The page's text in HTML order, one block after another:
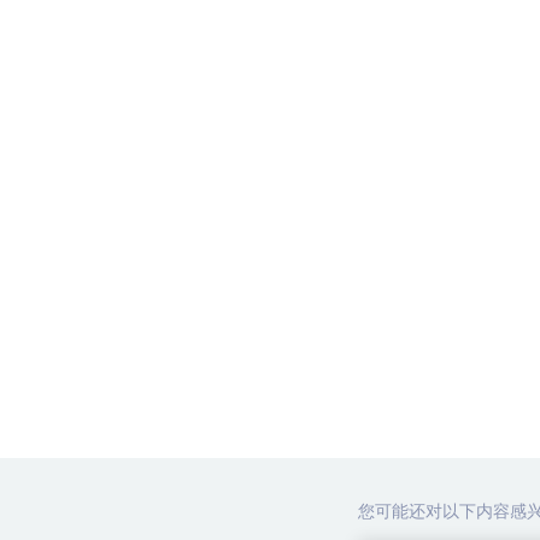
您可能还对以下内容感